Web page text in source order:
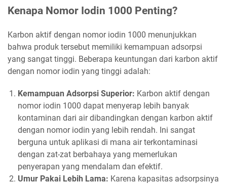
Kenapa Nomor Iodin 1000 Penting?
Karbon aktif dengan nomor iodin 1000 menunjukkan
bahwa produk tersebut memiliki kemampuan adsorpsi
yang sangat tinggi. Beberapa keuntungan dari karbon aktif
dengan nomor iodin yang tinggi adalah:
Kemampuan Adsorpsi Superior: Karbon aktif dengan
nomor iodin 1000 dapat menyerap lebih banyak
kontaminan dari air dibandingkan dengan karbon aktif
dengan nomor iodin yang lebih rendah. Ini sangat
berguna untuk aplikasi di mana air terkontaminasi
dengan zat-zat berbahaya yang memerlukan
penyerapan yang mendalam dan efektif.
Umur Pakai Lebih Lama: Karena kapasitas adsorpsinya